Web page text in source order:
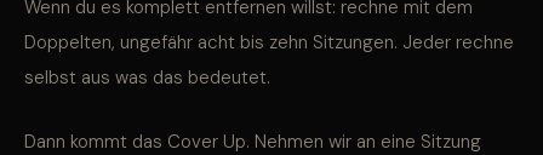
Wenn du es komplett entfernen willst: rechne mit dem
Doppelten, ungefähr acht bis zehn Sitzungen. Jeder rechne
selbst aus was das bedeutet.
Dann kommt das Cover Up. Nehmen wir an eine Sitzung